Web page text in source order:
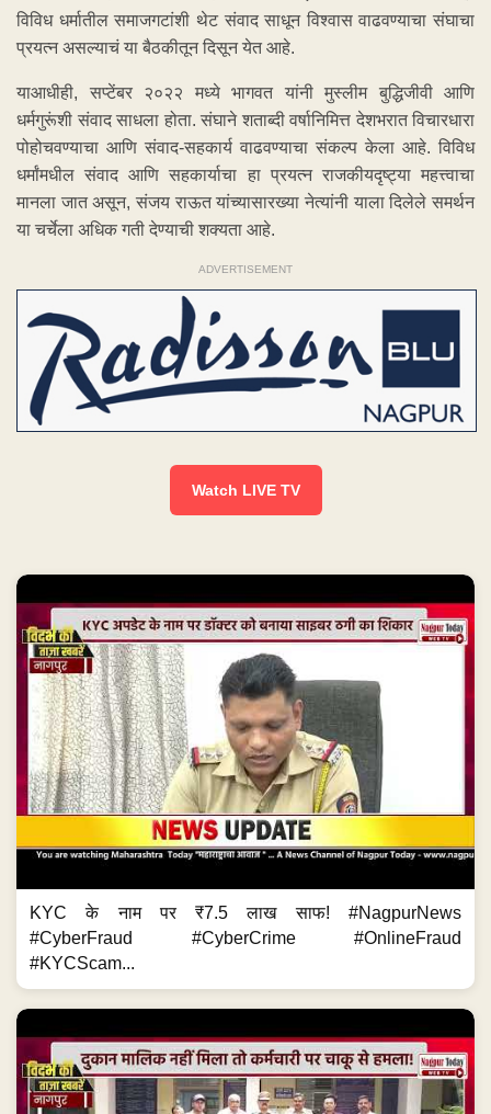
विविध धर्मातील समाजगटांशी थेट संवाद साधून विश्वास वाढवण्याचा संघाचा
प्रयत्न असल्याचं या बैठकीतून दिसून येत आहे.
याआधीही, सप्टेंबर २०२२ मध्ये भागवत यांनी मुस्लीम बुद्धिजीवी आणि
धर्मगुरूंशी संवाद साधला होता. संघाने शताब्दी वर्षानिमित्त देशभरात विचारधारा
पोहोचवण्याचा आणि संवाद-सहकार्य वाढवण्याचा संकल्प केला आहे. विविध
धर्मांमधील संवाद आणि सहकार्याचा हा प्रयत्न राजकीयदृष्ट्या महत्त्वाचा
मानला जात असून, संजय राऊत यांच्यासारख्या नेत्यांनी याला दिलेले समर्थन
या चर्चेला अधिक गती देण्याची शक्यता आहे.
ADVERTISEMENT
Watch LIVE TV
KYC के नाम पर ₹7.5 लाख साफ! #NagpurNews
#CyberFraud #CyberCrime #OnlineFraud
#KYCScam...